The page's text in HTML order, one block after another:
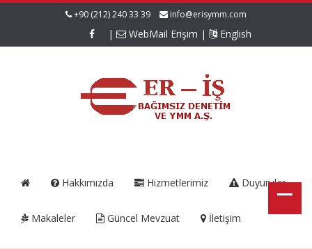
+90 (212) 240 33 39 info@erisymm.com
| WebMail Erişim | English
Hakkımızda Hizmetlerimiz Duyurular
Makaleler Güncel Mevzuat İletişim